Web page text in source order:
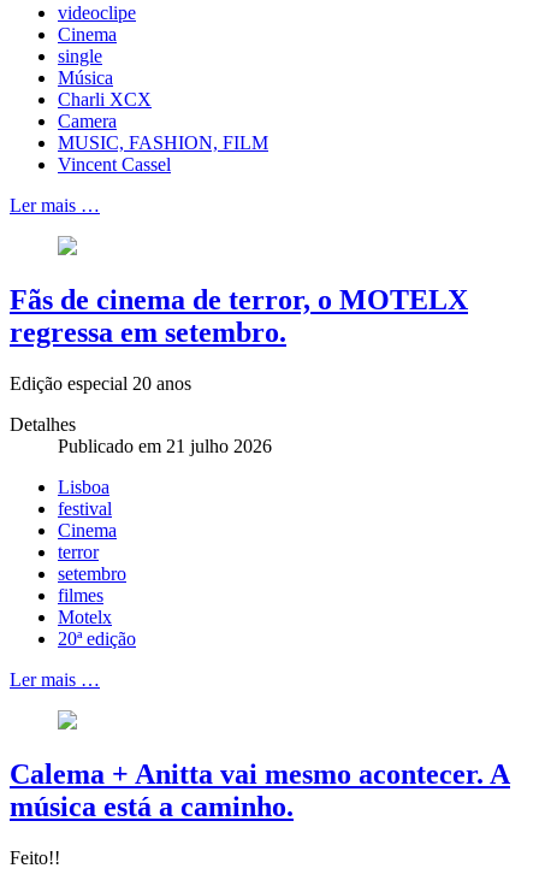
videoclipe
Cinema
single
Música
Charli XCX
Camera
MUSIC, FASHION, FILM
Vincent Cassel
Ler mais …
Fãs de cinema de terror, o MOTELX
regressa em setembro.
Edição especial 20 anos
Detalhes
Publicado em 21 julho 2026
Lisboa
festival
Cinema
terror
setembro
filmes
Motelx
20ª edição
Ler mais …
Calema + Anitta vai mesmo acontecer. A
música está a caminho.
Feito!!